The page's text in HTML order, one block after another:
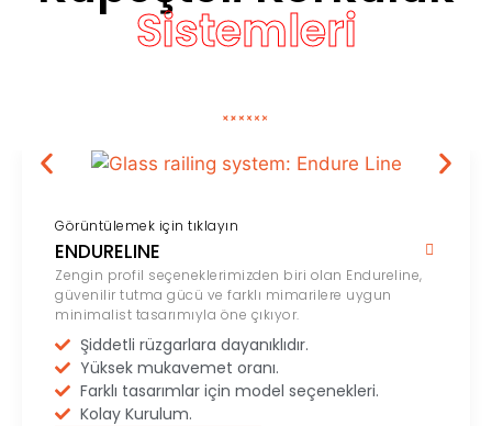
Sistemleri
Görüntülemek için tıklayın
ENDURELINE
Zengin profil seçeneklerimizden biri olan Endureline,
güvenilir tutma gücü ve farklı mimarilere uygun
minimalist tasarımıyla öne çıkıyor.
Şiddetli rüzgarlara dayanıklıdır.
Yüksek mukavemet oranı.
Farklı tasarımlar için model seçenekleri.
Kolay Kurulum.